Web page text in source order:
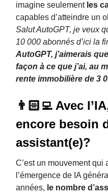
imagine seulement les
capables d’atteindre un
Salut AutoGPT, je veux
10 000 abonnés d’ici la
AutoGPT, j’aimerais
façon à ce que j’ai, au
rente immobilière de 3
👨🏻‍💻 Avec
encore besoin
assistant(e)?
C’est un mouvement qui
l’émergence de IA
années, le nombre